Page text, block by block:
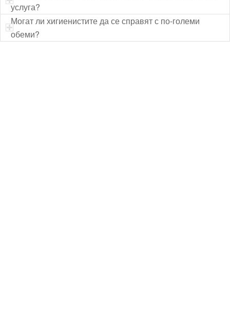
услуга?
Могат ли хигиенистите да се справят с по-големи
обеми?